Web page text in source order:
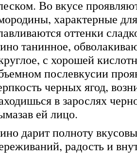
Во вкусе
характерные
оттенки
танинное,
с хорошей
послевкусии
черных ягод,
в зарослях
ей лицо.
дарит полноту
радость и